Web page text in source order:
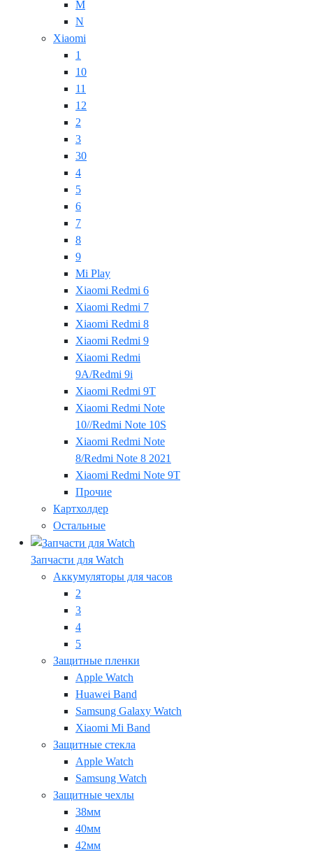
M
N
Xiaomi
1
10
11
12
2
3
30
4
5
6
7
8
9
Mi Play
Xiaomi Redmi 6
Xiaomi Redmi 7
Xiaomi Redmi 8
Xiaomi Redmi 9
Xiaomi Redmi
9A/Redmi 9i
Xiaomi Redmi 9T
Xiaomi Redmi Note
10//Redmi Note 10S
Xiaomi Redmi Note
8/Redmi Note 8 2021
Xiaomi Redmi Note 9T
Прочие
Картхолдер
Остальные
Запчасти для Watch
Аккумуляторы для часов
2
3
4
5
Защитные пленки
Apple Watch
Huawei Band
Samsung Galaxy Watch
Xiaomi Mi Band
Защитные стекла
Apple Watch
Samsung Watch
Защитные чехлы
38мм
40мм
42мм